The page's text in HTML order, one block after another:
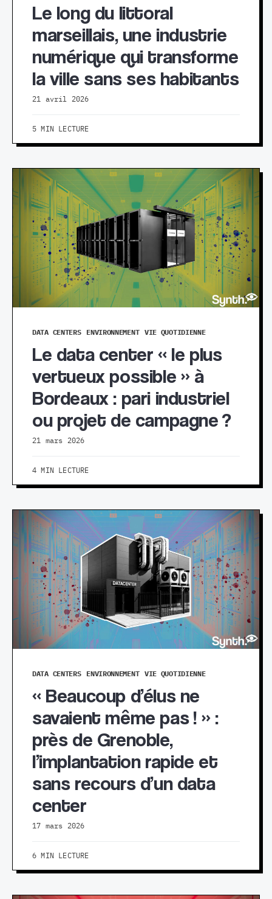
Le long du littoral
marseillais, une industrie
numérique qui transforme
la ville sans ses habitants
21 avril 2026
5 MIN LECTURE
DATA CENTERS ENVIRONNEMENT VIE QUOTIDIENNE
Le data center « le plus
vertueux possible » à
Bordeaux : pari industriel
ou projet de campagne ?
21 mars 2026
4 MIN LECTURE
DATA CENTERS ENVIRONNEMENT VIE QUOTIDIENNE
« Beaucoup d’élus ne
savaient même pas ! » :
près de Grenoble,
l’implantation rapide et
sans recours d’un data
center
17 mars 2026
6 MIN LECTURE